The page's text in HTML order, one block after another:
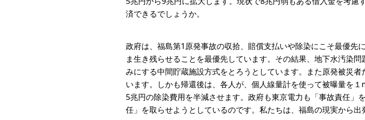
済できるでしょうか。
政府は、福島第1原発事故の収拾、賠償支払いや除染にこそ最優先
ま生き残らせることを最優先しています。その結果、地下水汚染
みにする中間貯蔵施設方式をとろうとしています。また原発被災
います。しかも帰還後は、各人が、個人線量計を使って被曝量を
5兆円の除染費用を半減させます。政府も東京電力も「事故責任」
任」を取らせようとしているのです。私たちは、福島の現実から出